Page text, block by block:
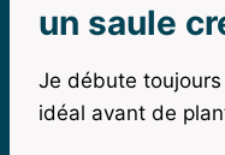
un saule
Je débute toujours
idéal avant de